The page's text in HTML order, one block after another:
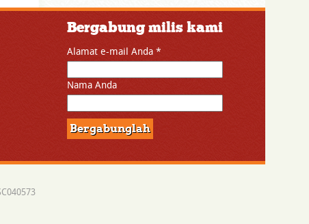
Bergabung milis kami
Alamat e-mail Anda *
Nama Anda